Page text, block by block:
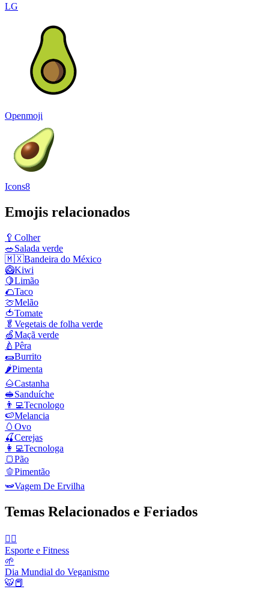
LG
Openmoji
Icons8
Emojis relacionados
🥄 Colher
🥗Salada verde
🇲🇽Bandeira do México
🥝Kiwi
🍋Limão
🌮Taco
🍈Melão
🍅Tomate
🥬 Vegetais de folha verde
🍏Maçã verde
🍐 Pêra
🌯Burrito
🌶️Pimenta
🌰Castanha
🥪Sanduíche
👨‍💻Tecnologo
🍉Melancia
🥚 Ovo
🍒Cerejas
👩‍💻Tecnologa
🍞Pão
🫑Pimentão
🫛Vagem De Ervilha
Temas Relacionados e Feriados
🤾‍♀️
Esporte e Fitness
🌱
Dia Mundial do Veganismo
🐯📕